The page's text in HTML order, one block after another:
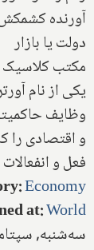
آورنده
دولت یا بازار
مکتب کلاسیک
یکی از نام
وظایف
و اقتصادی را
فعل و
:Economy
at:World
سه‌شنبه, سپتامبر 19, 2017